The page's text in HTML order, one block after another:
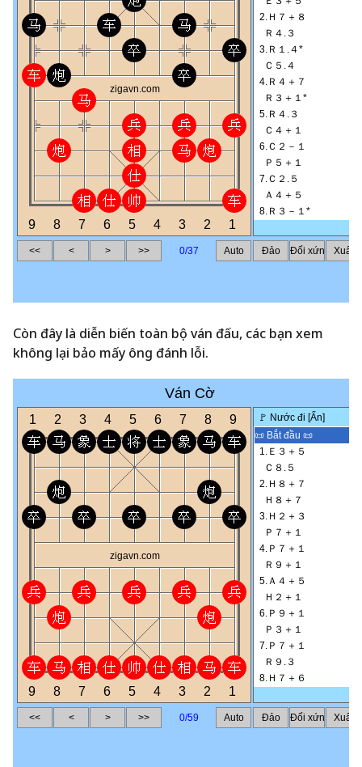
Còn đây là diễn biến toàn bộ ván đấu, các bạn xem
không lại bảo mấy ông đánh lỗi.